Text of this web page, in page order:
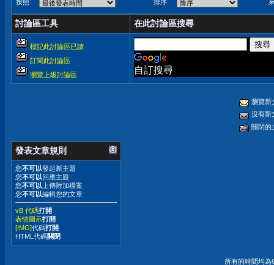
按照: 排序:
討論區工具 在此討論區搜尋
標記此討論區已讀
訂閱此討論區
瀏覽上級討論區
自訂搜尋
瀏覽新
沒有新
關閉的
發表文章規則
您不可以發起新主題
您不可以回應主題
您不可以 上傳附加檔案
您不可以編輯您的文章
vB 代碼打開
表情圖示打開
[IMG]代碼打開
HTML代碼關閉
所有的時間均為